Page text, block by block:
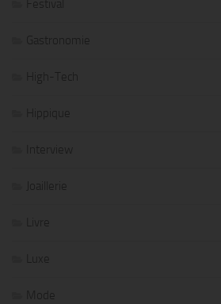
Festival
Gastronomie
High-Tech
Hippique
Interview
Joaillerie
Livre
Luxe
Mode